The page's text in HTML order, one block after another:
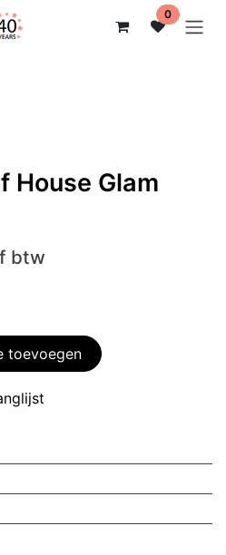
0
House Glam
btw
toevoegen